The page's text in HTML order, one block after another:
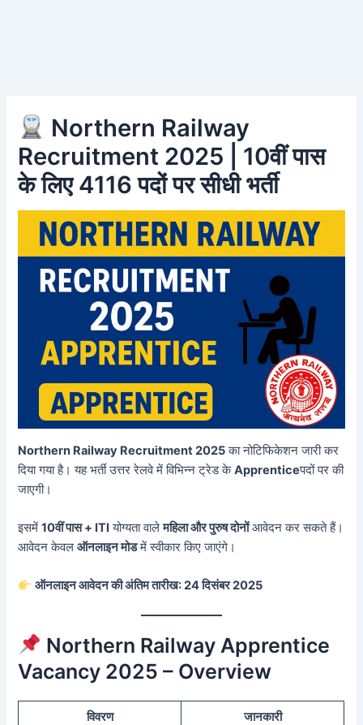
Northern Railway
Recruitment 2025 | 10वीं पास
के लिए 4116 पदों पर सीधी भर्ती
Northern Railway Recruitment 2025का नोटिफिकेशन जारी कर
दिया गया है। यह भर्ती उत्तर रेलवे में विभिन्न ट्रेड केApprenticeपदों पर की
जाएगी।
इसमें10वीं पास + ITIयोग्यता वालेमहिला और पुरुष दोनोंआवेदन कर सकते हैं।
आवेदन केवलऑनलाइन मोडमें स्वीकार किए जाएंगे।
ऑनलाइन आवेदन की अंतिम तारीख: 24 दिसंबर 2025
Northern Railway Apprentice
Vacancy 2025 – Overview
विवरण जानकारी